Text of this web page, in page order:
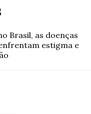
Brasil, as doenças
estigma e